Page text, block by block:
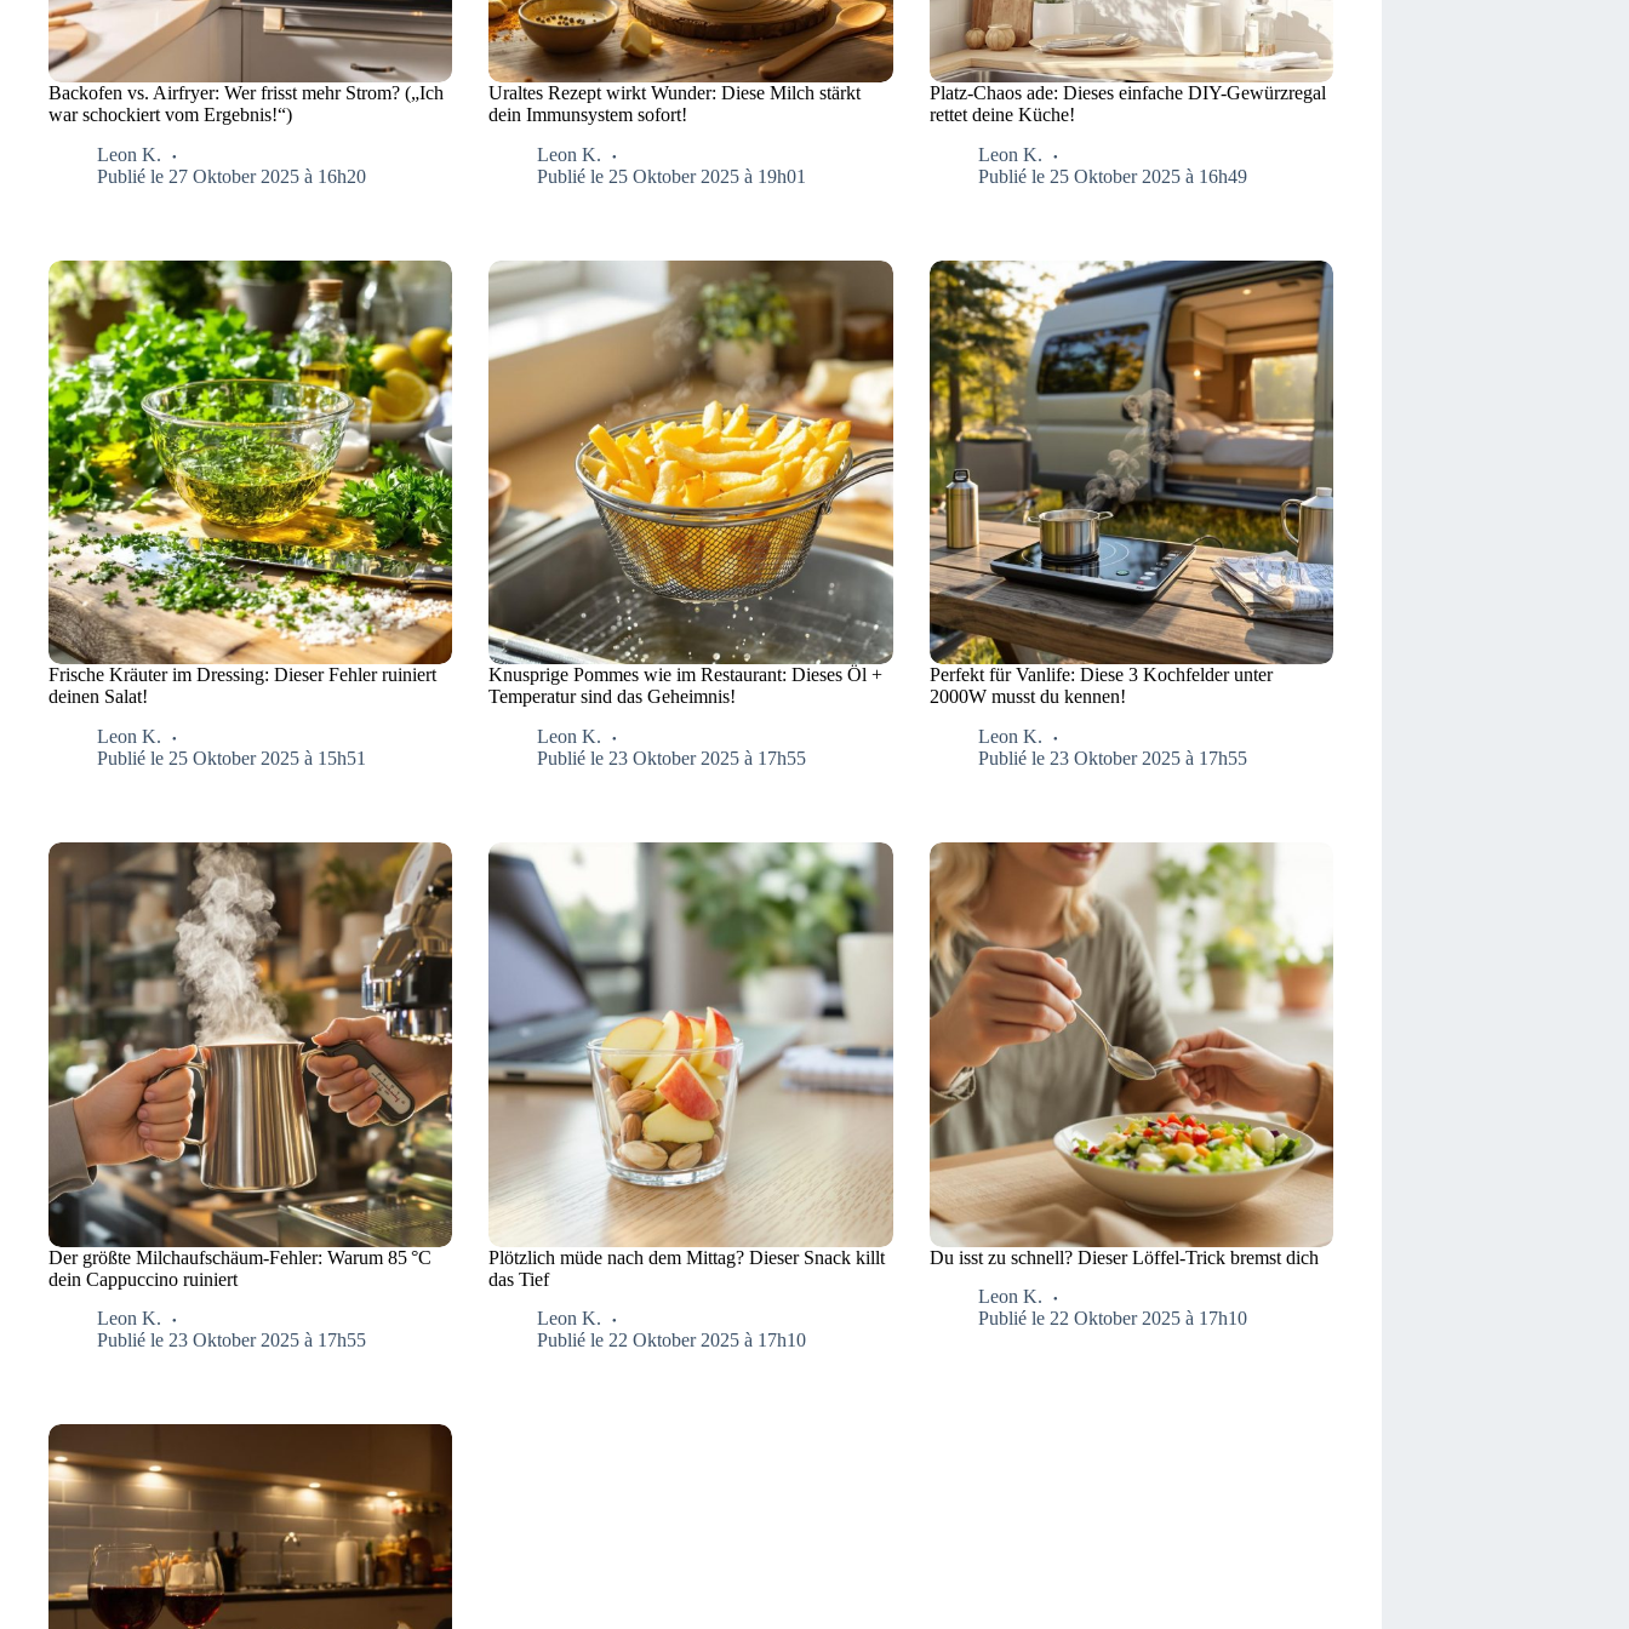
Backofen vs. Airfryer: Wer frisst mehr Strom? („Ich
war schockiert vom Ergebnis!“)
Leon K.
Publié le 27 Oktober 2025 à 16h20
Uraltes Rezept wirkt Wunder: Diese Milch stärkt
dein Immunsystem sofort!
Leon K.
Publié le 25 Oktober 2025 à 19h01
Platz-Chaos ade: Dieses einfache DIY-Gewürzregal
rettet deine Küche!
Leon K.
Publié le 25 Oktober 2025 à 16h49
Frische Kräuter im Dressing: Dieser Fehler ruiniert
deinen Salat!
Leon K.
Publié le 25 Oktober 2025 à 15h51
Knusprige Pommes wie im Restaurant: Dieses Öl +
Temperatur sind das Geheimnis!
Leon K.
Publié le 23 Oktober 2025 à 17h55
Perfekt für Vanlife: Diese 3 Kochfelder unter
2000W musst du kennen!
Leon K.
Publié le 23 Oktober 2025 à 17h55
Der größte Milchaufschäum-Fehler: Warum 85 °C
dein Cappuccino ruiniert
Leon K.
Publié le 23 Oktober 2025 à 17h55
Plötzlich müde nach dem Mittag? Dieser Snack killt
das Tief
Leon K.
Publié le 22 Oktober 2025 à 17h10
Du isst zu schnell? Dieser Löffel-Trick bremst dich
Leon K.
Publié le 22 Oktober 2025 à 17h10